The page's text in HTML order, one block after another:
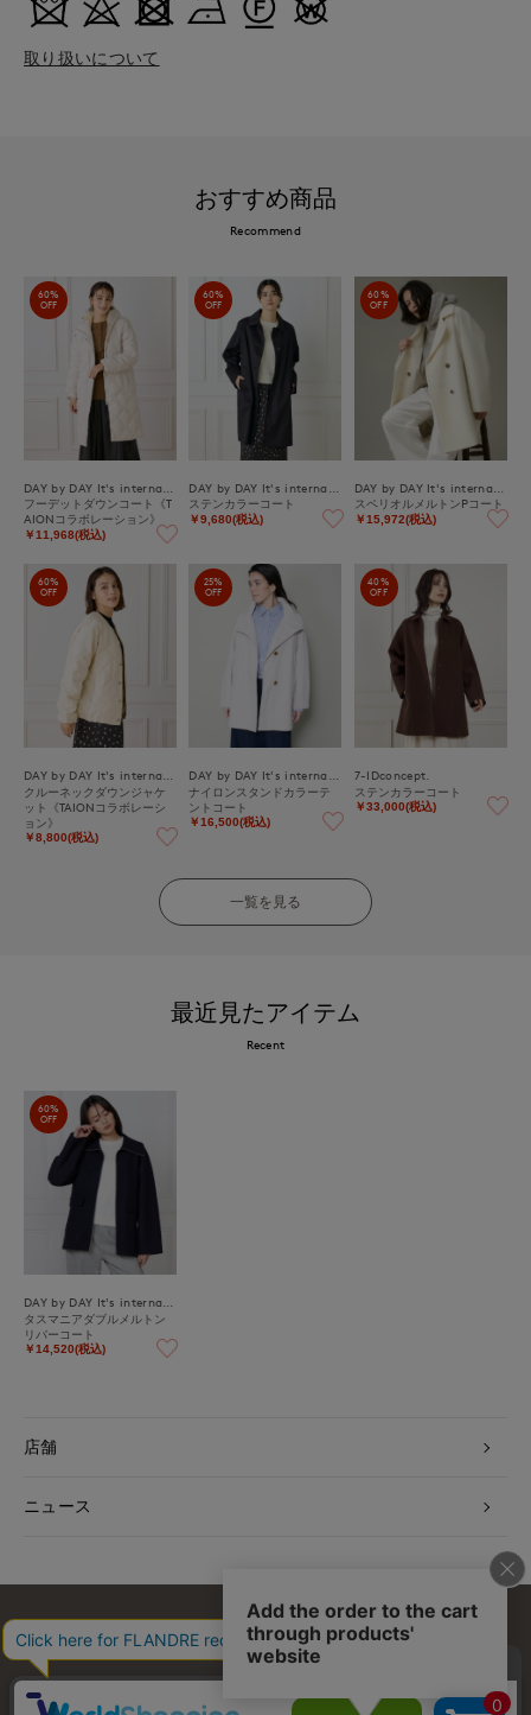
取り扱いについて
おすすめ商品
Recommend
60%
OFF
フーデットダウンコート《T
AIONコラボレーション》
￥11,968(税込)
60%
OFF
ステンカラーコート
￥9,680(税込)
60%
OFF
スペリオルメルトンPコート
￥15,972(税込)
60%
OFF
クルーネックダウンジャケ
ット《TAIONコラボレーシ
ョン》
￥8,800(税込)
25%
OFF
ナイロンスタンドカラーテ
ントコート
￥16,500(税込)
40%
OFF
7-IDconcept.
ステンカラーコート
￥33,000(税込)
一覧を見る
最近見たアイテム
Recent
60%
OFF
タスマニアダブルメルトン
リバーコート
￥14,520(税込)
店舗
ニュース
お問い合わせ 利用規約 会社概要 プライバシーポリシー